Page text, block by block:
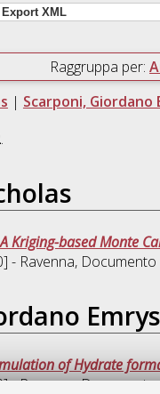
Raggruppa per:
| Scarponi, Giordano
.
A Kriging-based Monte
- Ravenna,
Emrys
of Hydrate
- Ravenna,